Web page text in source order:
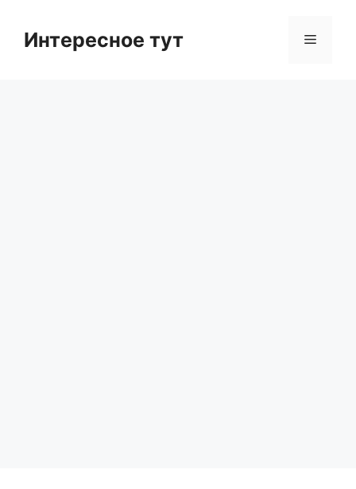
contentИнтересное тут Menu